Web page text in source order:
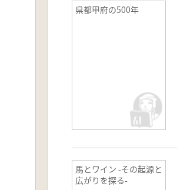
県都甲府の500年
馬とワイン -その起源と
広がりを探る-